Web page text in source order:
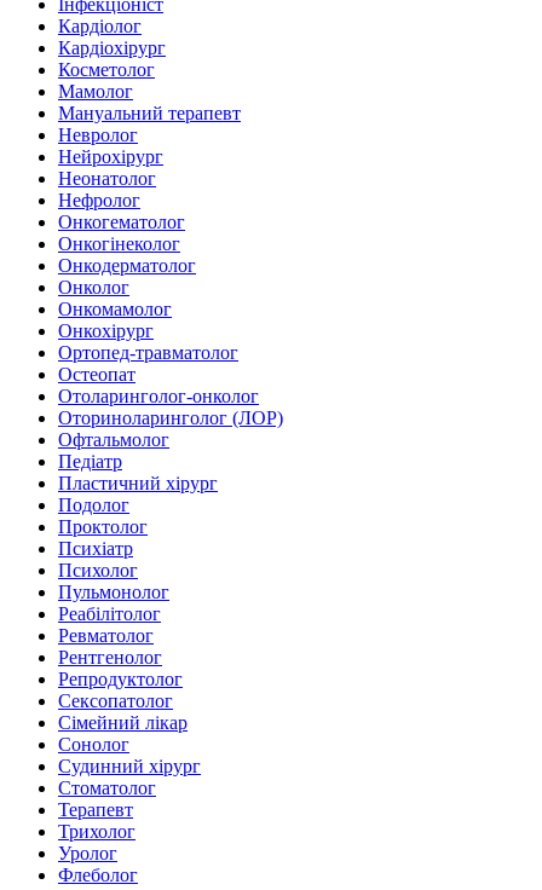
Кардіолог
Кардіохірург
Косметолог
Мамолог
Мануальний терапевт
Невролог
Нейрохірург
Неонатолог
Нефролог
Онкогематолог
Онкогінеколог
Онкодерматолог
Онколог
Онкомамолог
Онкохірург
Ортопед-травматолог
Остеопат
Отоларинголог-онколог
Оториноларинголог (ЛОР)
Офтальмолог
Педіатр
Пластичний хірург
Подолог
Проктолог
Психіатр
Психолог
Пульмонолог
Реабілітолог
Ревматолог
Рентгенолог
Репродуктолог
Сексопатолог
Сімейний лікар
Сонолог
Судинний хірург
Стоматолог
Терапевт
Трихолог
Уролог
Флеболог